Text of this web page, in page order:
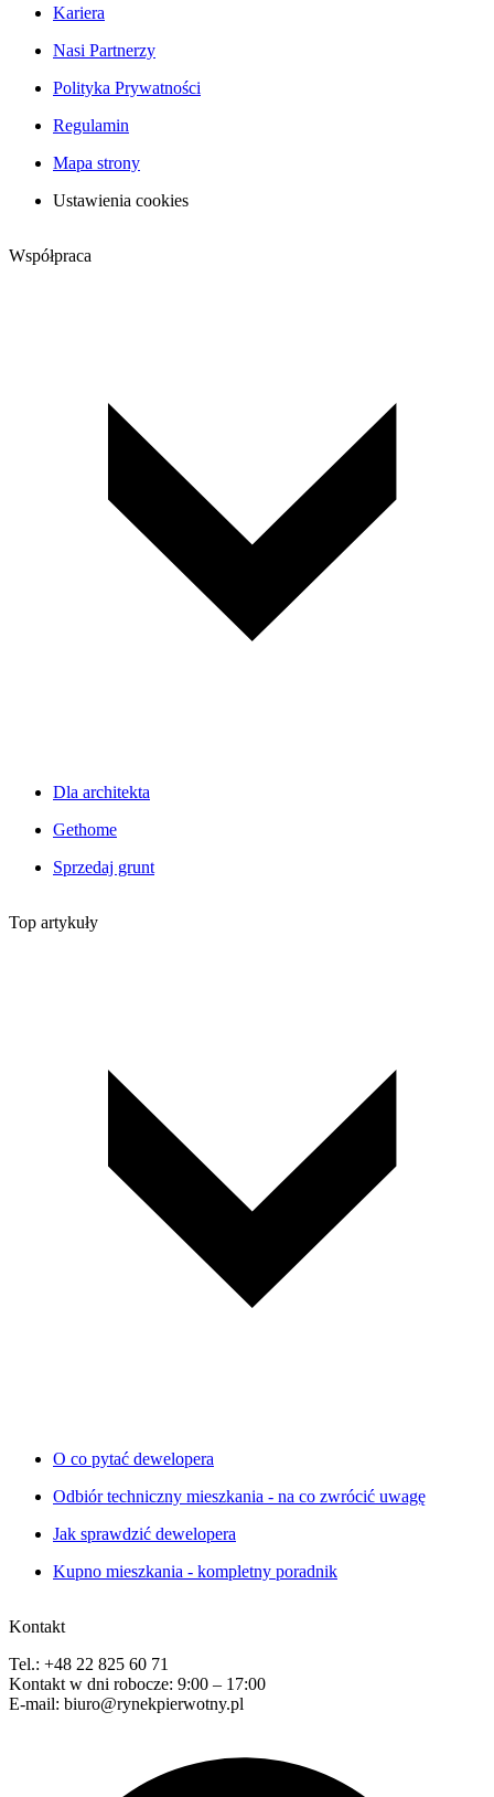
Kariera
Nasi Partnerzy
Polityka Prywatności
Regulamin
Mapa strony
Ustawienia cookies
Współpraca
Dla architekta
Gethome
Sprzedaj grunt
Top artykuły
O co pytać dewelopera
Odbiór techniczny mieszkania - na co zwrócić uwagę
Jak sprawdzić dewelopera
Kupno mieszkania - kompletny poradnik
Kontakt
Tel.: +48 22 825 60 71
Kontakt w dni robocze: 9:00 – 17:00
E-mail: biuro@rynekpierwotny.pl